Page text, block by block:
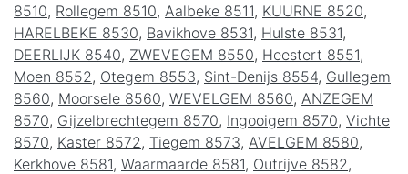
8510, Rollegem 8510, Aalbeke 8511, KUURNE 8520,
HARELBEKE 8530, Bavikhove 8531, Hulste 8531,
DEERLIJK 8540, ZWEVEGEM 8550, Heestert 8551,
Moen 8552 , Otegem 8553, Sint-Denijs 8554, Gullegem
8560, Moorsele 8560, WEVELGEM 8560, ANZEGEM
8570, Gijzelbrechtegem 8570, Ingooigem 8570, Vichte
8570, Kaster 8572 , Tiegem 8573, AVELGEM 8580,
Kerkhove 8581, Waarmaarde 8581, Outrijve 8582 ,